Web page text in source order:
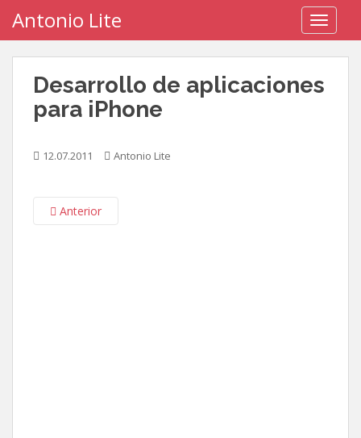
i
Antonio Lite
Desarrollo de aplicaciones
para iPhone
12.07.2011 Antonio Lite
Anterior